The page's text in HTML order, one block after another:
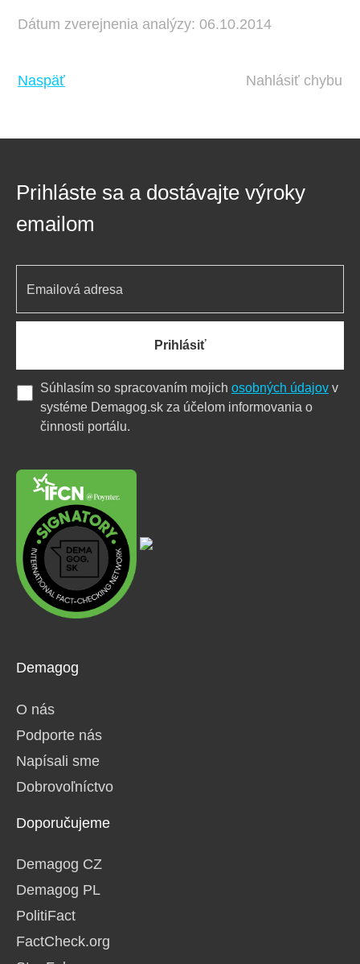
Dátum zverejnenia analýzy: 06.10.2014
Naspäť Nahlásiť chybu
Demagog
O nás
Podporte nás
Napísali sme
Dobrovoľníctvo
Doporučujeme
Demagog CZ
Demagog PL
PolitiFact
FactCheck.org
Prihláste sa a dostávajte výroky
emailom
Prihlásiť
Súhlasím so spracovaním mojich osobných údajov v
systéme Demagog.sk za účelom informovania o
činnosti portálu.